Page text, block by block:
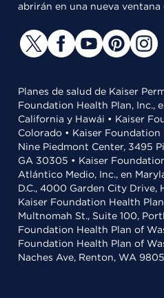
abrirán en una nueva ventana
Planes de salud de Kaiser
Foundation Health Plan, Inc.,
California y Hawái • Kaiser
Colorado • Kaiser Foundation
Nine Piedmont Center, 3495
GA 30305 • Kaiser
Atlántico Medio, Inc., en
D.C., 4000 Garden City Drive,
Kaiser Foundation Health
Multnomah St., Suite 100,
Foundation Health Plan of
Foundation Health Plan of
Naches Ave, Renton, WA